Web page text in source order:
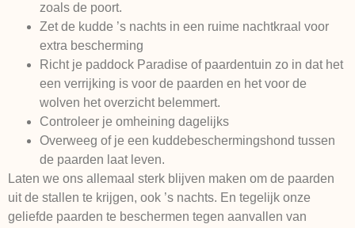
zoals de poort.
Zet de kudde ’s nachts in een ruime nachtkraal voor
extra bescherming
Richt je paddock Paradise of paardentuin zo in dat het
een verrijking is voor de paarden en het voor de
wolven het overzicht belemmert.
Controleer je omheining dagelijks
Overweeg of je een kuddebeschermingshond tussen
de paarden laat leven.
Laten we ons allemaal sterk blijven maken om de paarden
uit de stallen te krijgen, ook ’s nachts. En tegelijk onze
geliefde paarden te beschermen tegen aanvallen van